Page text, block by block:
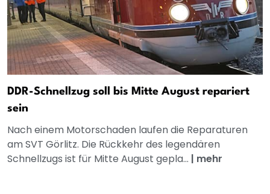
DDR-Schnellzug soll bis Mitte August repariert
sein
Nach einem Motorschaden laufen die Reparaturen
am SVT Görlitz. Die Rückkehr des legendären
Schnellzugs ist für Mitte August gepla... | mehr